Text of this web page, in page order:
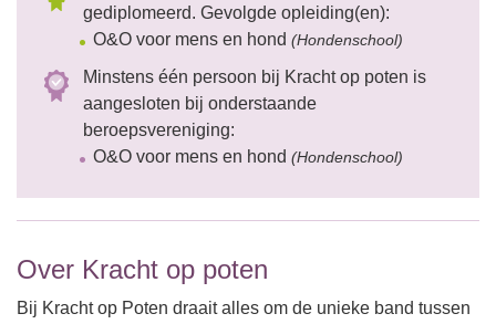
gediplomeerd. Gevolgde opleiding(en):
O&O voor mens en hond (Hondenschool)
Minstens één persoon bij Kracht op poten is
aangesloten bij onderstaande
beroepsvereniging:
O&O voor mens en hond (Hondenschool)
Over Kracht op poten
Bij Kracht op Poten draait alles om de unieke band tussen